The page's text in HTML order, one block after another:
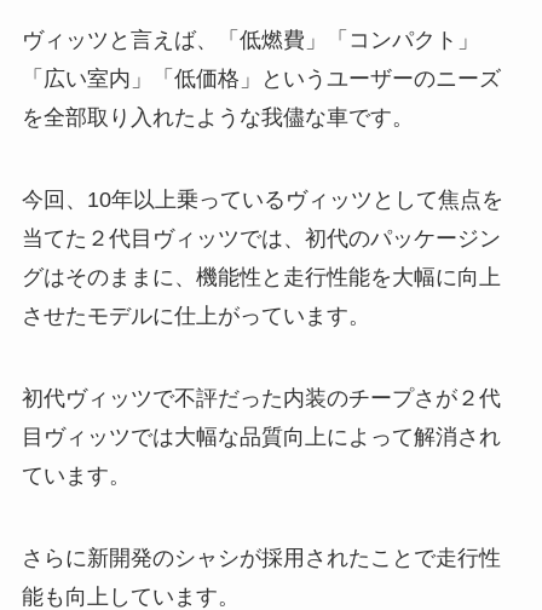
ヴィッツと言えば、「低燃費」「コンパクト」
「広い室内」「低価格」というユーザーのニーズ
を全部取り入れたような我儘な車です。
今回、10年以上乗っているヴィッツとして焦点を
当てた２代目ヴィッツでは、初代のパッケージン
グはそのままに、機能性と走行性能を大幅に向上
させたモデルに仕上がっています。
初代ヴィッツで不評だった内装のチープさが２代
目ヴィッツでは大幅な品質向上によって解消され
ています。
さらに新開発のシャシが採用されたことで走行性
能も向上しています。